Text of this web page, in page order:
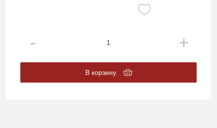
В корзину